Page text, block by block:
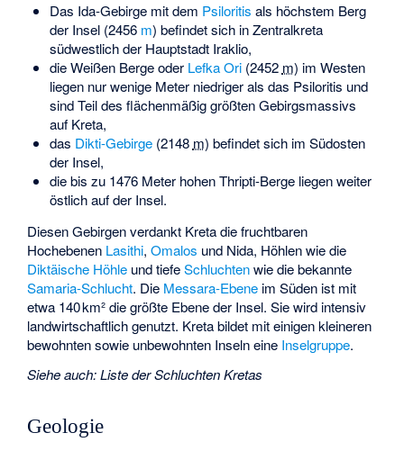
Das Ida-Gebirge mit dem Psiloritis als höchstem Berg
der Insel (2456 m) befindet sich in Zentralkreta
südwestlich der Hauptstadt Iraklio,
die Weißen Berge oder Lefka Ori(2452 m) im Westen
liegen nur wenige Meter niedriger als das Psiloritis und
sind Teil des flächenmäßig größten Gebirgsmassivs
auf Kreta,
das Dikti-Gebirge(2148 m) befindet sich im Südosten
der Insel,
die bis zu 1476 Meter hohenThripti-Berge liegen weiter
östlich auf der Insel.
Diesen Gebirgen verdankt Kreta die fruchtbaren
Hochebenen Lasithi,Omalos und Nida, Höhlen wie die
Diktäische Höhle und tiefeSchluchtenwie die bekannte
Samaria-Schlucht. Die Messara-Ebene im Süden ist mit
etwa 140 km² die größte Ebene der Insel. Sie wird intensiv
landwirtschaftlich genutzt. Kreta bildet mit einigen kleineren
bewohnten sowie unbewohnten Inseln eine Inselgruppe.
Siehe auch:Liste der Schluchten Kretas
Geologie